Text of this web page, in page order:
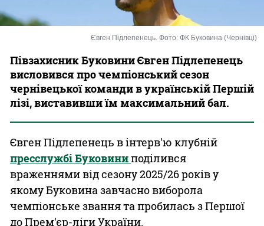
Євген Підлепенець. Фото: ФК Буковина (Чернівці)
Півзахисник Буковини Євген Підлепенець
висловився про чемпіонський сезон
чернівецької команди в українській Першій
лізі, виставивши їм максимальний бал.
Євген Підлепенець в інтерв'ю клубній
пресслужбі Буковиниподілився
враженнями від сезону 2025/26 років у
якому Буковина завчасно виборола
чемпіонське звання та пробилась з Першої
до Прем'єр-ліги України.